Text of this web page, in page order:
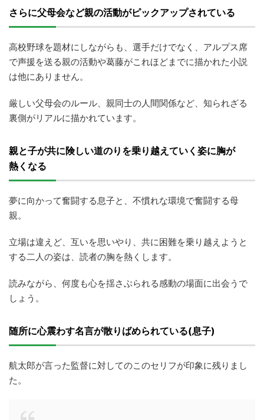
さらに父母会など親の活動がピックアップされている
高校野球を題材にしながらも、選手だけでなく、アルプス席
で声援を送る親の活動や葛藤がこれほどまでに描かれた小説
は他にありません。
厳しい父母会のルール、親同士の人間関係など、知られざる
裏側がリアルに描かれています。
親と子が共に険しい道のりを乗り越えていく姿に胸が
熱くなる
夢に向かって奮闘する息子と、不慣れな環境で奮闘する母
親。
立場は違えど、互いを思いやり、共に困難を乗り越えようと
する二人の姿は、読者の胸を熱くします。
読みながら、何度も心を揺さぶられる感動の場面に出会うで
しょう。
随所に心震わす名言が散りばめられている(息子)
航太郎が言った監督に対してのこのセリフが印象に残りまし
た。